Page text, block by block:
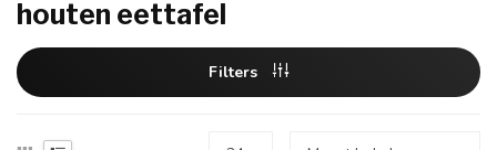
houten eettafel
Filters